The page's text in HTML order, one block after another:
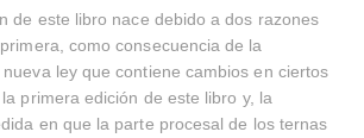
de este libro nace debido a dos razones
como consecuencia de la
ley que contiene cambios en ciertos
primera edición de este libro y, la
en que la parte procesal de los ternas